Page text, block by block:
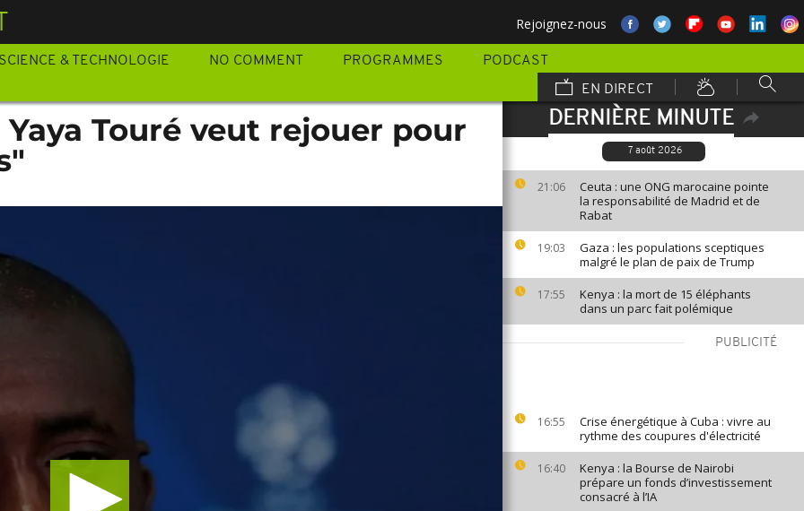
Rejoignez-nous
SCIENCE & TECHNOLOGIE NO COMMENT PROGRAMMES
PODCAST
EN DIRECT
DERNIÈRE MINUTE
7 août 2026
21:06
Ceuta : une ONG marocaine pointe
la responsabilité de Madrid et de
Rabat
19:03
Gaza : les populations sceptiques
malgré le plan de paix de Trump
17:55
Kenya : la mort de 15 éléphants
dans un parc fait polémique
PUBLICITÉ
16:55
Crise énergétique à Cuba : vivre au
rythme des coupures d'électricité
16:40
Kenya : la Bourse de Nairobi
prépare un fonds d’investissement
consacré à l’IA
Touré veut rejouer pour